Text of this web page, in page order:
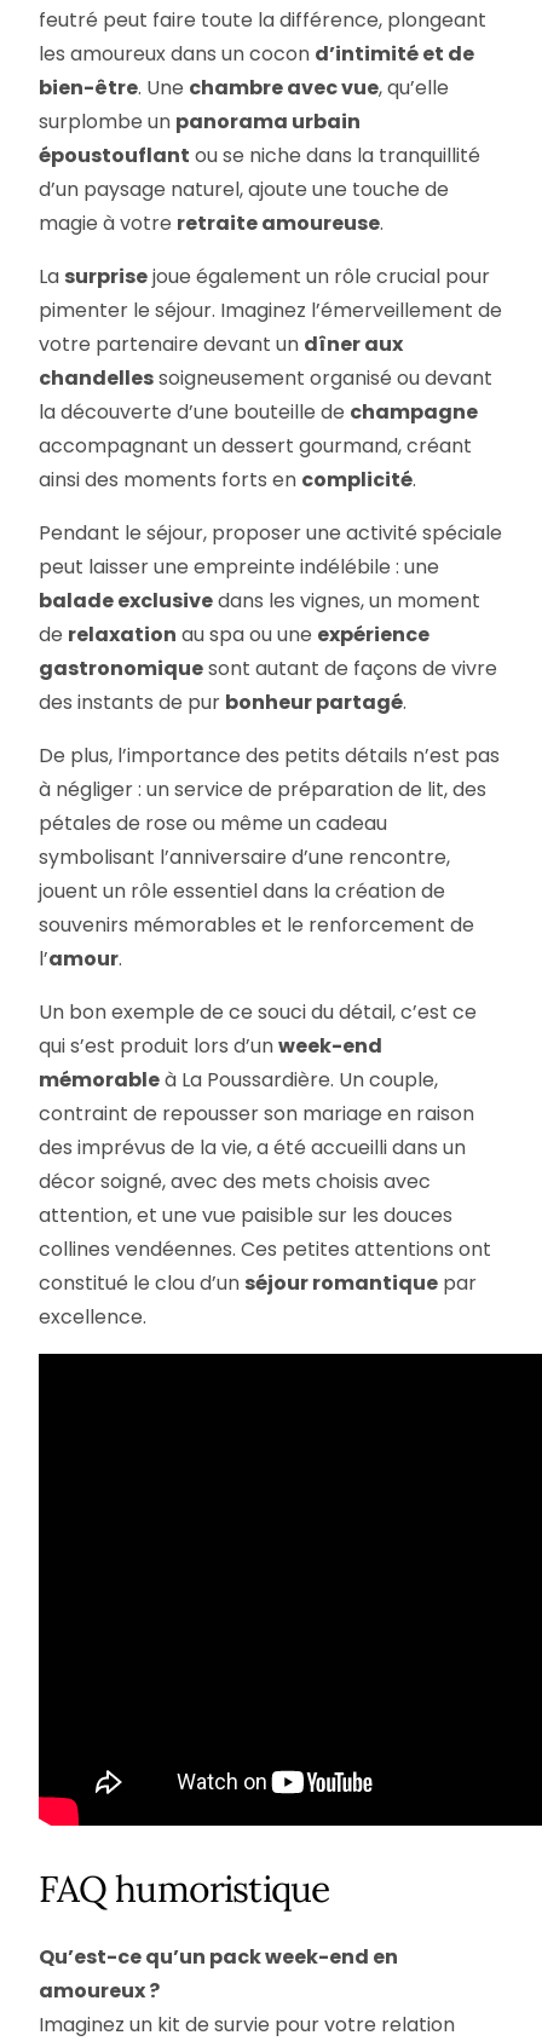
feutré peut faire toute la différence, plongeant
les amoureux dans un cocon d’intimité et de
bien-être. Une chambre avec vue, qu’elle
surplombe un panorama urbain
époustouflant ou se niche dans la tranquillité
d’un paysage naturel, ajoute une touche de
magie à votre retraite amoureuse.
La surprisejoue également un rôle crucial pour
pimenter le séjour. Imaginez l’émerveillement de
votre partenaire devant un dîner aux
chandellessoigneusement organisé ou devant
la découverte d’une bouteille de champagne
accompagnant un dessert gourmand, créant
ainsi des moments forts en complicité.
Pendant le séjour, proposer une activité spéciale
peut laisser une empreinte indélébile : une
balade exclusivedans les vignes, un moment
de relaxation au spa ou une expérience
gastronomiquesont autant de façons de vivre
des instants de pur bonheur partagé.
De plus, l’importance des petits détails n’est pas
à négliger : un service de préparation de lit, des
pétales de rose ou même un cadeau
symbolisant l’anniversaire d’une rencontre,
jouent un rôle essentiel dans la création de
souvenirs mémorables et le renforcement de
l’amour.
Un bon exemple de ce souci du détail, c’est ce
qui s’est produit lors d’unweek-end
mémorableà La Poussardière. Un couple,
contraint de repousser son mariage en raison
des imprévus de la vie, a été accueilli dans un
décor soigné, avec des mets choisis avec
attention, et une vue paisible sur les douces
collines vendéennes. Ces petites attentions ont
constitué le clou d’un séjour romantique par
excellence.
FAQ humoristique
Qu’est-ce qu’un pack week-end en
amoureux ?
Imaginez un kit de survie pour votre relation